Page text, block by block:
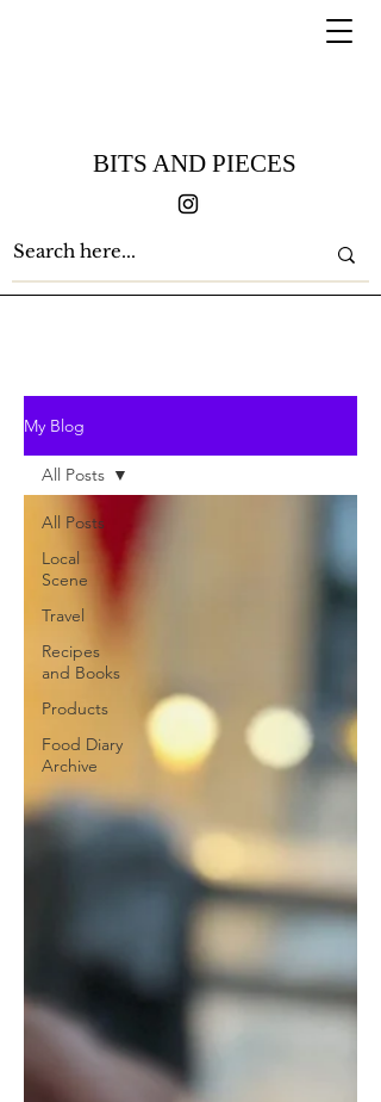
BITS AND PIECES
My Blog
All Posts
Local
Scene
Travel
Recipes
and Books
Products
Food Diary
Archive
All Posts